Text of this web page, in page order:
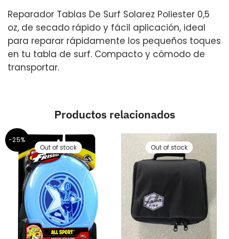
Reparador Tablas De Surf Solarez Poliester 0,5
oz, de secado rápido y fácil aplicación, ideal
para reparar rápidamente los pequeños toques
en tu tabla de surf. Compacto y cómodo de
transportar.
Productos relacionados
-25%
Out of stock
Out of stock